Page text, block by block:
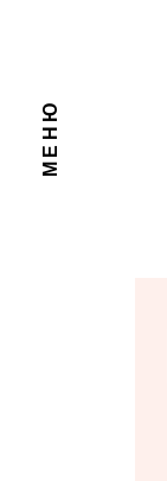
МЕНЮ